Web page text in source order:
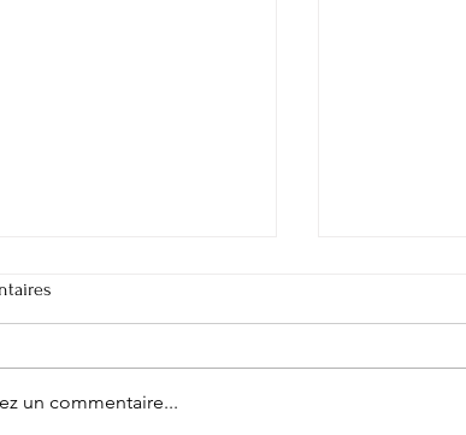
chronique
un commentaire...